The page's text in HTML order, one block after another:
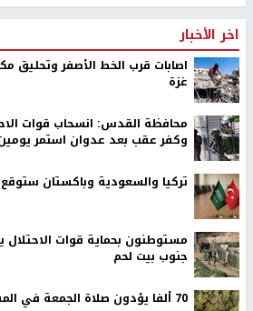
اخر الأخبار
اصابات قرب الخط الأصفر وتحليق
غزة
محافظة القدس: انسحاب قوات
وكفر عقب بعد عدوان استمر
تركيا والسعودية وباكستان
مستوطنون بحماية قوات
جنوب بيت لحم
70 ألفا يؤدون صلاة الجمعة في المسجد الأقصى